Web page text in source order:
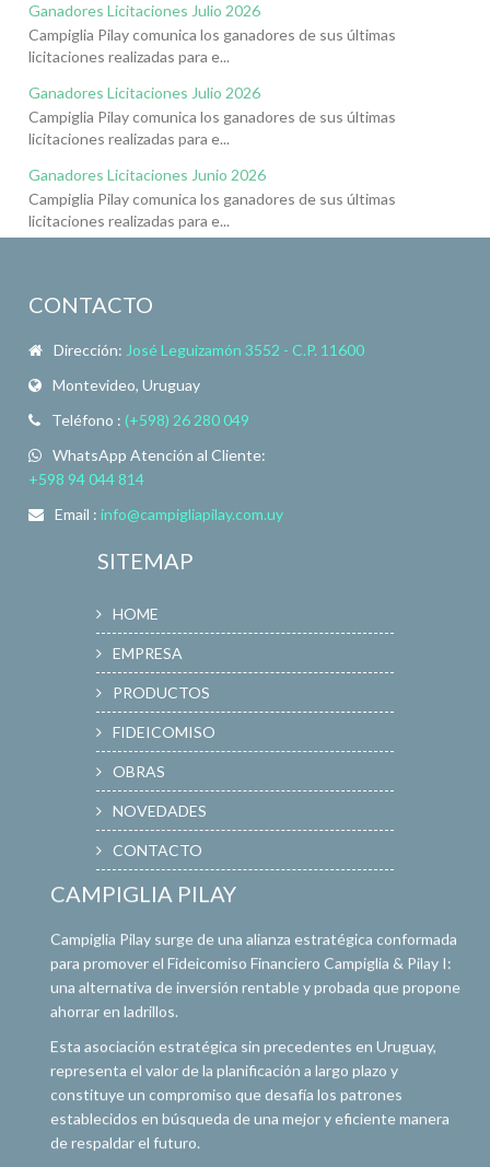
Ganadores Licitaciones Julio 2026
Campiglia Pilay comunica los ganadores de sus últimas
licitaciones realizadas para e...
Ganadores Licitaciones Julio 2026
Campiglia Pilay comunica los ganadores de sus últimas
licitaciones realizadas para e...
Ganadores Licitaciones Junio 2026
Campiglia Pilay comunica los ganadores de sus últimas
licitaciones realizadas para e...
CONTACTO
Dirección: José Leguizamón 3552 - C.P. 11600
Montevideo, Uruguay
Teléfono : (+598) 26 280 049
WhatsApp Atención al Cliente:
+598 94 044 814
Email :info@campigliapilay.com.uy
SITEMAP
HOME
EMPRESA
PRODUCTOS
FIDEICOMISO
OBRAS
NOVEDADES
CONTACTO
CAMPIGLIA PILAY
Campiglia Pilay surge de una alianza estratégica conformada
para promover el Fideicomiso Financiero Campiglia & Pilay I:
una alternativa de inversión rentable y probada que propone
ahorrar en ladrillos.
Esta asociación estratégica sin precedentes en Uruguay,
representa el valor de la planificación a largo plazo y
constituye un compromiso que desafía los patrones
establecidos en búsqueda de una mejor y eficiente manera
de respaldar el futuro.